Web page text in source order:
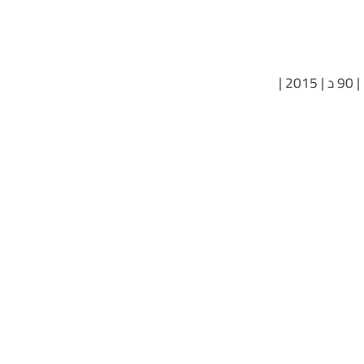
“لنفتح بيت لحم” | فلسطين/ الإمارات العربية المتحدة/المملكة المتحدة/ أمريكا | 90 د | 2015 |